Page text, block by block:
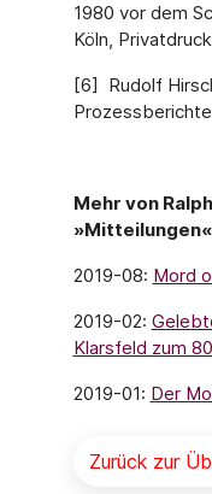
1980 vor dem
Köln,
[6] Rudolf
Mehr von
2019-08: Mord
2019-02:
Klarsfeld zum
2019-01: Der
Zurück zur